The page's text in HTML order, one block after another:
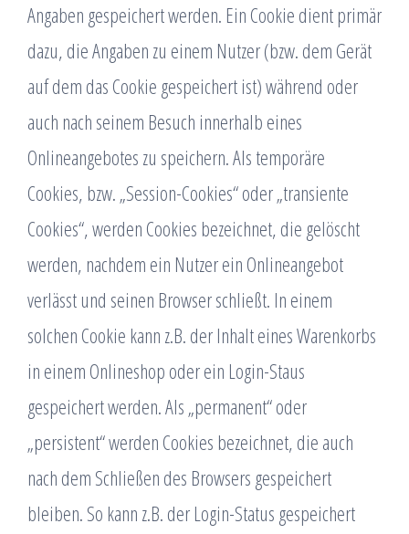
Angaben gespeichert werden. Ein Cookie dient primär
dazu, die Angaben zu einem Nutzer (bzw. dem Gerät
auf dem das Cookie gespeichert ist) während oder
auch nach seinem Besuch innerhalb eines
Onlineangebotes zu speichern. Als temporäre
Cookies, bzw. „Session-Cookies“ oder „transiente
Cookies“, werden Cookies bezeichnet, die gelöscht
werden, nachdem ein Nutzer ein Onlineangebot
verlässt und seinen Browser schließt. In einem
solchen Cookie kann z.B. der Inhalt eines Warenkorbs
in einem Onlineshop oder ein Login-Staus
gespeichert werden. Als „permanent“ oder
„persistent“ werden Cookies bezeichnet, die auch
nach dem Schließen des Browsers gespeichert
bleiben. So kann z.B. der Login-Status gespeichert